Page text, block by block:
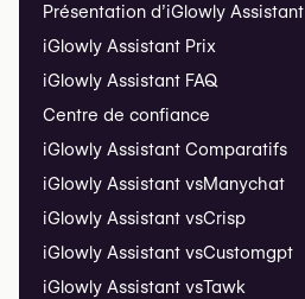
Présentation d’iGlowly Assistant
iGlowly Assistant Prix
iGlowly Assistant FAQ
Centre de confiance
iGlowly Assistant Comparatifs
iGlowly Assistant vsManychat
iGlowly Assistant vsCrisp
iGlowly Assistant vsCustomgpt
iGlowly Assistant vsTawk